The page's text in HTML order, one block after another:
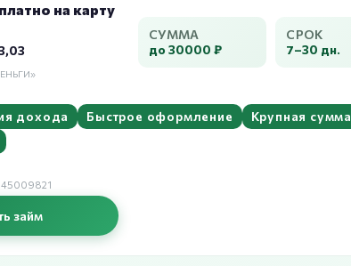
на карту
СУММА
до 30000 ₽
СРОК
7–30 дн.
дохода Быстрое оформление Крупная сумма
займ